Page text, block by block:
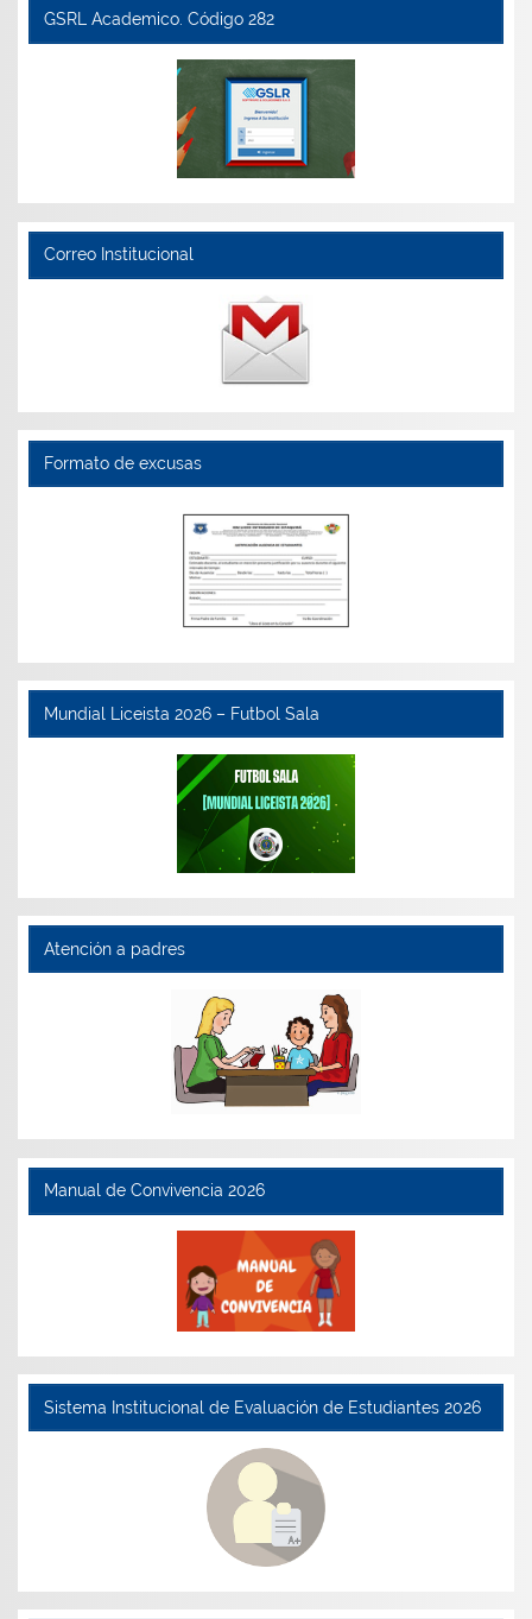
GSRL Academico. Código 282
Correo Institucional
Formato de excusas
Mundial Liceista 2026 – Futbol Sala
Atención a padres
Manual de Convivencia 2026
Sistema Institucional de Evaluación de Estudiantes 2026